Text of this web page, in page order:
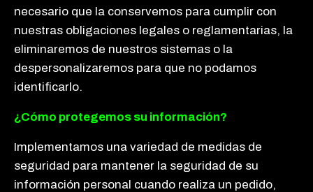
necesario que la conservemos para cumplir con
nuestras obligaciones legales o reglamentarias, la
eliminaremos de nuestros sistemas o la
despersonalizaremos para que no podamos
identificarlo.
¿Cómo protegemos su información?
Implementamos una variedad de medidas de
seguridad para mantener la seguridad de su
información personal cuando realiza un pedido,